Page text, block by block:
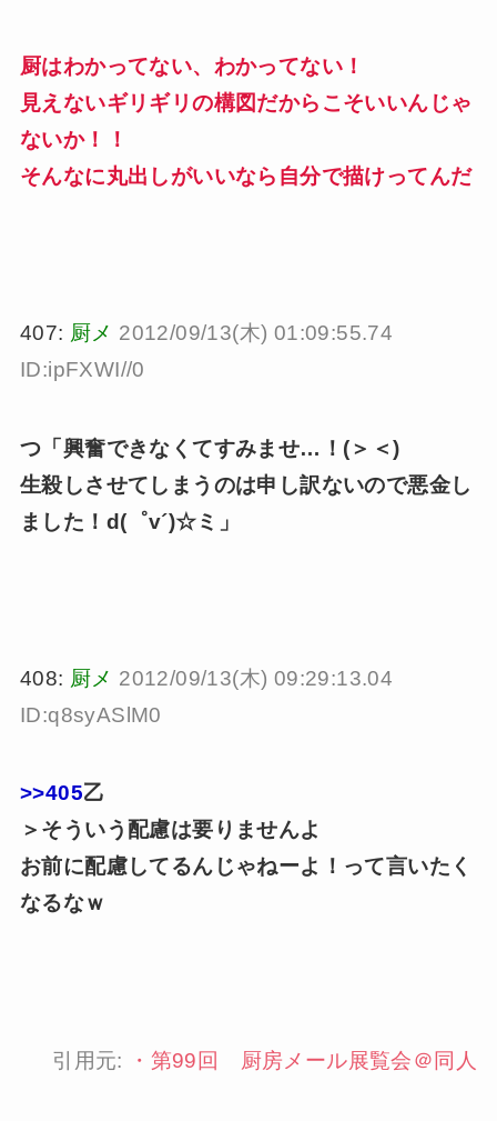
厨はわかってない、わかってない！
見えないギリギリの構図だからこそいいんじゃ
ないか！！
そんなに丸出しがいいなら自分で描けってんだ
407: 厨メ 2012/09/13(木) 01:09:55.74
ID:ipFXWI//0
つ「興奮できなくてすみませ…！(＞＜)
生殺しさせてしまうのは申し訳ないので悪金し
ました！d(゜v´)☆ミ」
408: 厨メ 2012/09/13(木) 09:29:13.04
ID:q8syASlM0
>>405乙
＞そういう配慮は要りませんよ
お前に配慮してるんじゃねーよ！って言いたく
なるなｗ
引用元: ・ 第99回 厨房メール展覧会＠同人